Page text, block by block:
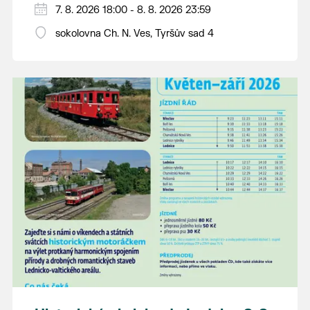
PÁTEK 7. srpna
18:00 - ruční stavění máje
14:00 - krojový průvod pro stárky od
hostince “U Buvola”
16:00 - odpolední zábava na sokolovně
21:00 - večerní zábava
K tanci a poslechu bude hrát DH
Lanžhotčané.
Těšíme se na Vás!
7. 8. 2026 18:00 - 8. 8. 2026 23:59
sokolovna Ch. N. Ves, Tyršův sad 4